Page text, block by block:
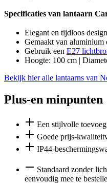
Specificaties van lantaarn
Elegant en tijdloos design
Gemaakt van aluminium
Gebruik een E27
Hoogte: 100 cm |
Bekijk hier alle lantaarns van
Plus-en minpunten
Een stijlvolle
Goede prijs-
IP44-
Standaard zonder
eenvoudig mee te